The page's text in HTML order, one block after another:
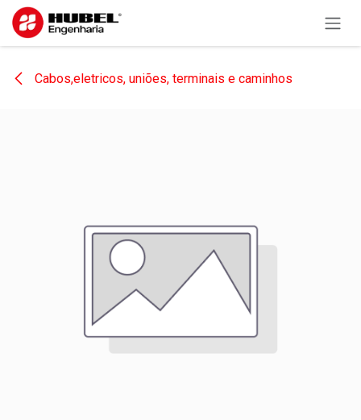
Pular para o conteúdo
Cabos,eletricos, uniões, terminais e caminhos